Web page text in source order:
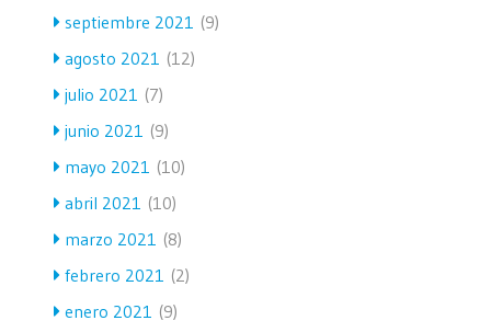
septiembre 2021 (9)
agosto 2021 (12)
julio 2021 (7)
junio 2021 (9)
mayo 2021 (10)
abril 2021 (10)
marzo 2021 (8)
febrero 2021 (2)
enero 2021 (9)